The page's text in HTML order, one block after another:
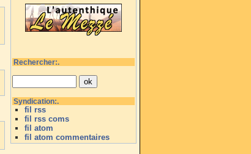
Rechercher:.
Syndication:.
fil rss
fil rss coms
fil atom
fil atom commentaires